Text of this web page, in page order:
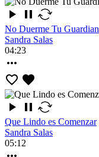
No Duerme Tu Guardian
Sandra Salas
04:23
Que Lindo es Comenzar
Sandra Salas
05:12